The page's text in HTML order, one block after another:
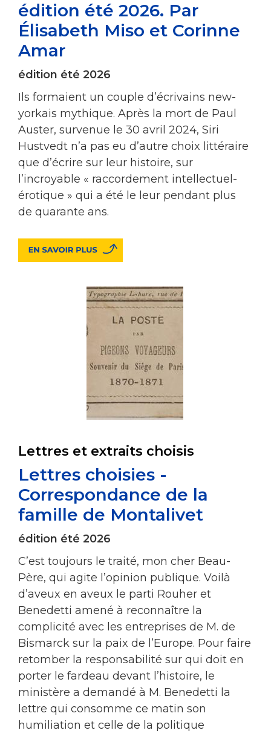
édition été 2026. Par
Élisabeth Miso et Corinne
Amar
édition été 2026
Ils formaient un couple d’écrivains new-
yorkais mythique. Après la mort de Paul
Auster, survenue le 30 avril 2024, Siri
Hustvedt n’a pas eu d’autre choix littéraire
que d’écrire sur leur histoire, sur
l’incroyable « raccordement intellectuel-
érotique » qui a été le leur pendant plus
de quarante ans.
Lettres et extraits choisis
Lettres choisies -
Correspondance de la
famille de Montalivet
édition été 2026
C’est toujours le traité, mon cher Beau-
Père, qui agite l’opinion publique. Voilà
d’aveux en aveux le parti Rouher et
Benedetti amené à reconnaître la
complicité avec les entreprises de M. de
Bismarck sur la paix de l’Europe. Pour faire
retomber la responsabilité sur qui doit en
porter le fardeau devant l’histoire, le
ministère a demandé à M. Benedetti la
lettre qui consomme ce matin son
humiliation et celle de la politique